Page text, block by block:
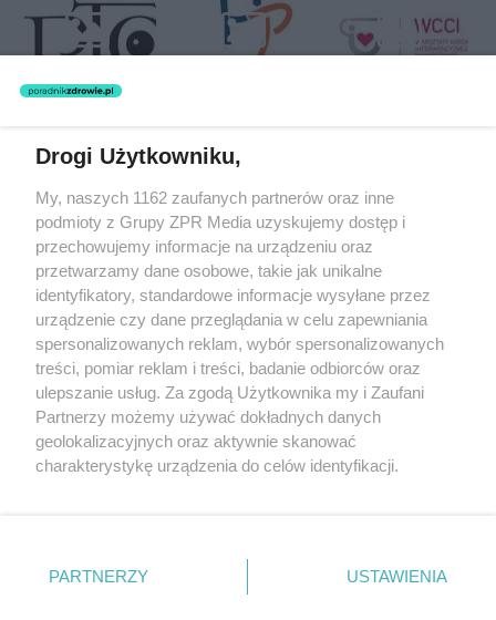
Żaden utwór zamieszczony w serwisie nie może być powielany i
rozpowszechniany lub dalej rozpowszechniany w jakikolwiek sposób
(w tym także elektroniczny lub mechaniczny) na jakimkolwiek polu
eksploatacji w jakiejkolwiek formie, włącznie z umieszczaniem w
Internecie bez pisemnej zgody właściciela praw. Jakiekolwiek użycie
lub wykorzystanie utworów w całości lub w części z naruszeniem
prawa, tzn. bez właściwej zgody, jest zabronione pod groźbą kary i
może być ścigane prawnie.
O nas
Drogi Użytkowniku,
My, naszych 1162 zaufanych partnerów oraz inne
podmioty z Grupy ZPR Media uzyskujemy dostęp i
przechowujemy informacje na urządzeniu oraz
przetwarzamy dane osobowe, takie jak unikalne
identyfikatory, standardowe informacje wysyłane przez
urządzenie czy dane przeglądania w celu zapewniania
spersonalizowanych reklam, wybór spersonalizowanych
treści, pomiar reklam i treści, badanie odbiorców oraz
ulepszanie usług. Za zgodą Użytkownika my i Zaufani
Partnerzy możemy używać dokładnych danych
geolokalizacyjnych oraz aktywnie skanować
charakterystykę urządzenia do celów identyfikacji.
zmienić/wycofać klikając przycisk ustawień prywatności
znajdujący się w lewym dolnym rogu strony
PARTNERZY USTAWIENIA